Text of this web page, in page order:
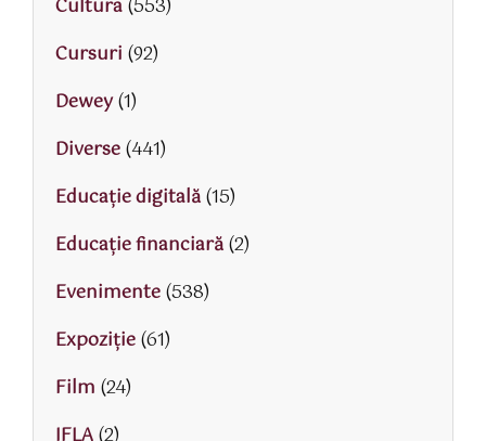
Cultura(553)
Cursuri (92)
Dewey(1)
Diverse(441)
Educaţie digitală(15)
Educaţie financiară(2)
Evenimente(538)
Expoziție(61)
Film (24)